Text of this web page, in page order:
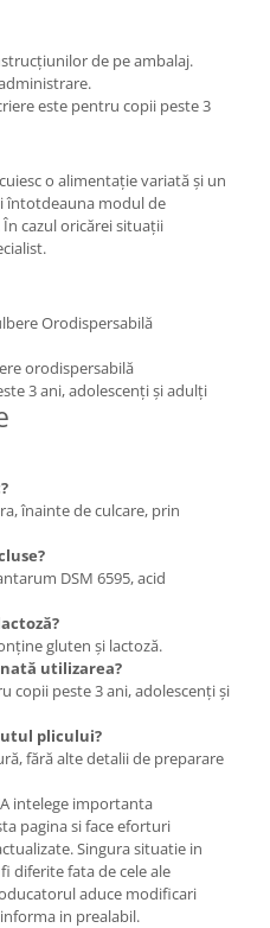
de pe ambalaj.
este pentru copii peste 3
o alimentație variată și un
întotdeauna modul de
cazul oricărei situații
Orodispersabilă
orodispersabilă
3 ani, adolescenți și adulți
înainte de culcare, prin
DSM 6595, acid
gluten și lactoză.
utilizarea?
copii peste 3 ani, adolescenți și
plicului?
fără alte detalii de preparare
intelege importanta
pagina si face eforturi
Singura situatie in
diferite fata de cele ale
aduce modificari
in prealabil.